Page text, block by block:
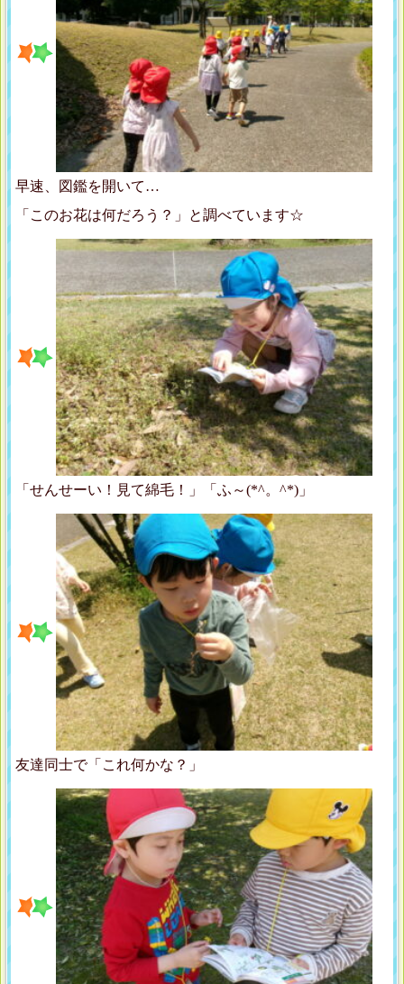
早速、図鑑を開いて…
「このお花は何だろう？」と調べています☆
「せんせーい！見て綿毛！」「ふ～(*^。^*)」
友達同士で「これ何かな？」